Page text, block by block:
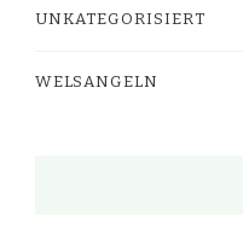
UNKATEGORISIERT
WELSANGELN